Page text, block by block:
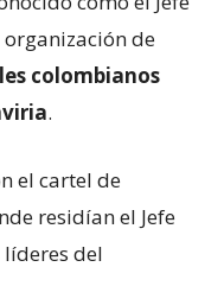
organización de
colombianos
.
el cartel de
residían el Jefe
líderes del